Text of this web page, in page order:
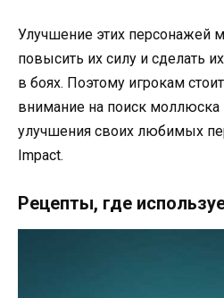
Улучшение этих персонажей
повысить их силу и сделать
в боях. Поэтому игрокам
внимание на поиск моллюска
улучшения своих любимых
Impact.
Рецепты, где